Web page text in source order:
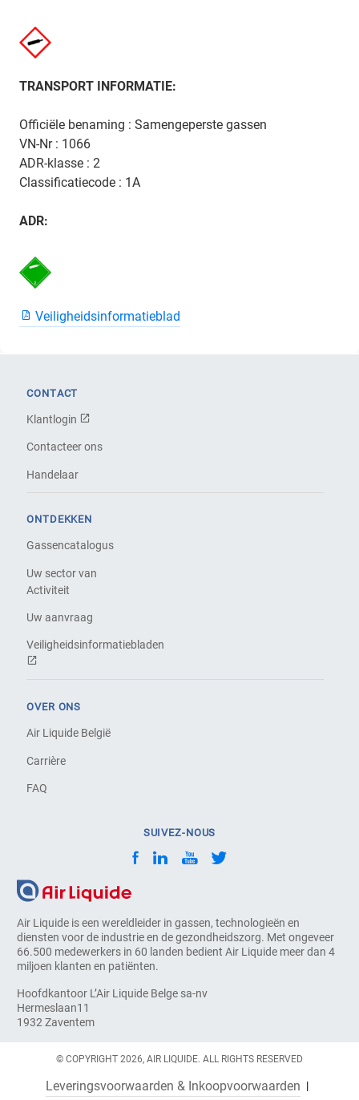
TRANSPORT INFORMATIE:
Officiële benaming : Samengeperste gassen
VN-Nr : 1066
ADR-klasse : 2
Classificatiecode : 1A
ADR:
Veiligheidsinformatieblad
Air Liquide is een wereldleider in gassen, technologieën en
diensten voor de industrie en de gezondheidszorg. Met ongeveer
66.500 medewerkers in 60 landen bedient Air Liquide meer dan 4
miljoen klanten en patiënten.
Hoofdkantoor L’Air Liquide Belge sa-nv
Hermeslaan11
1932 Zaventem
CONTACT
Klantlogin
Contacteer ons
Handelaar
ONTDEKKEN
Gassencatalogus
Uw sector van
Activiteit
Uw aanvraag
Veiligheidsinformatiebladen
OVER ONS
Air Liquide België
Carrière
FAQ
SUIVEZ-NOUS
© COPYRIGHT 2026, AIR LIQUIDE. ALL RIGHTS RESERVED
Leveringsvoorwaarden & Inkoopvoorwaarden